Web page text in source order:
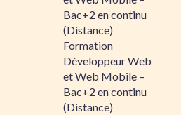
Bac+2 en continu
(Distance)
Formation
Développeur Web
et Web Mobile –
Bac+2 en continu
(Distance)